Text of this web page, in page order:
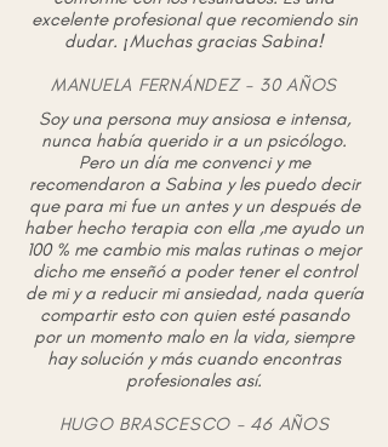
excelente profesional que recomiendo sin
dudar. ¡Muchas gracias Sabina!
MANUELA FERNÁNDEZ - 30 AÑOS
Soy una persona muy ansiosa e intensa,
nunca había querido ir a un psicólogo.
Pero un día me convenci y me
recomendaron a Sabina y les puedo decir
que para mi fue un antes y un después de
haber hecho terapia con ella ,me ayudo un
100 % me cambio mis malas rutinas o mejor
dicho me enseñó a poder tener el control
de mi y a reducir mi ansiedad, nada quería
compartir esto con quien esté pasando
por un momento malo en la vida, siempre
hay solución y más cuando encontras
profesionales así.
HUGO BRASCESCO - 46 AÑOS